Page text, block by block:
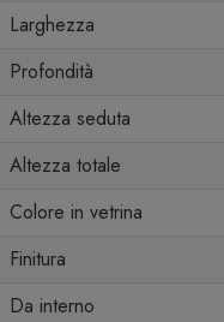
Larghezza
Profondità
Altezza seduta
Altezza totale
Colore in vetrina
Finitura
Da interno